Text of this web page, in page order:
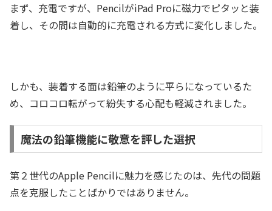
まず、充電ですが、PencilがiPad Proに磁力でピタッと装
着し、その間は自動的に充電される方式に変化しました。
しかも、装着する面は鉛筆のように平らになっているた
め、コロコロ転がって紛失する心配も軽減されました。
魔法の鉛筆機能に敬意を評した選択
第２世代のApple Pencilに魅力を感じたのは、先代の問題
点を克服したことばかりではありません。